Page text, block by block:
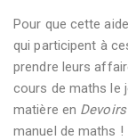
Pour que cette
qui participent à
prendre leurs
cours de maths le
matière en
manuel de maths !